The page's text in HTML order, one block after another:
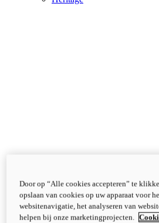
Door op “Alle cookies accepteren” te
opslaan van cookies op uw apparaat voor
websitenavigatie, het analyseren van
helpen bij onze marketingprojecten.